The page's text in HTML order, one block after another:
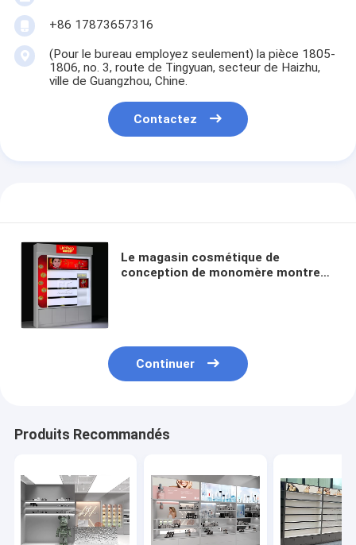
+86 17873657316
(Pour le bureau employez seulement) la pièce 1805-
1806, no. 3, route de Tingyuan, secteur de Haizhu,
ville de Guangzhou, Chine.
Contactez
Le magasin cosmétique de
conception de monomère montrent
Continuer
Produits Recommandés